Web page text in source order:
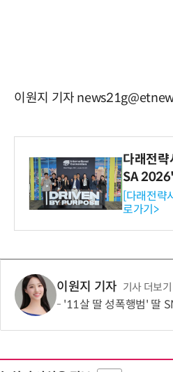
이원지 기자
다래전
SA
와의 비
-바이오
보
[다래전략
로가기>
이원지 기자 기사 더보기
'11살 딸 성폭행범' 딸 SNS로 유인, 집